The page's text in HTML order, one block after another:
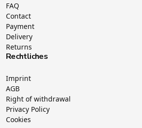
FAQ
Contact
Payment
Delivery
Returns
Rechtliches
Imprint
AGB
Right of withdrawal
Privacy Policy
Cookies